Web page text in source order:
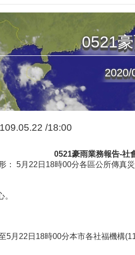
0521
2020/
/18:00
0521豪雨業務報告-社
： 5月22日18時00分各區公所傳真
5月22日18時00分本市各社福機構